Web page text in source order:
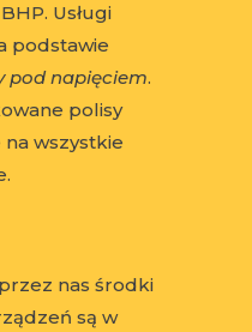
Usługi
podstawie
pod napięciem.
polisy
wszystkie
nas środki
są w